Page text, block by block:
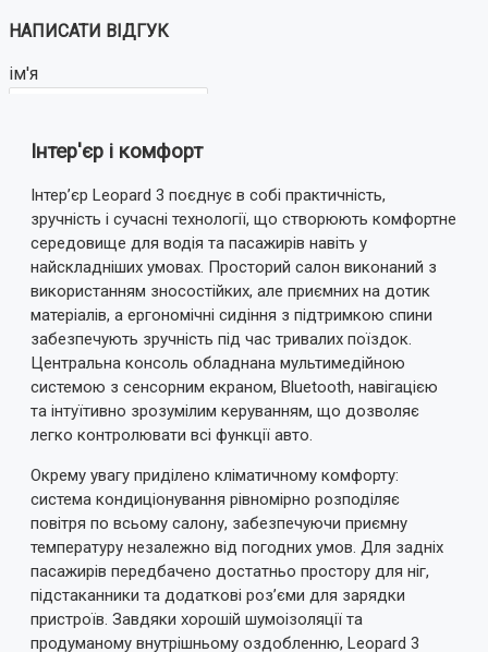
НАПИСАТИ ВІДГУК
ім'я
Ваш відгук:
Примітка:HTML розмітка не підтримується!
Використовуйте звичайний текст.
Оцінка
Погано
Добре
Інтер'єр і комфорт
Інтер’єр Leopard 3 поєднує в собі практичність,
зручність і сучасні технології, що створюють комфортне
середовище для водія та пасажирів навіть у
найскладніших умовах. Просторий салон виконаний з
використанням зносостійких, але приємних на дотик
матеріалів, а ергономічні сидіння з підтримкою спини
забезпечують зручність під час тривалих поїздок.
Центральна консоль обладнана мультимедійною
системою з сенсорним екраном, Bluetooth, навігацією
та інтуїтивно зрозумілим керуванням, що дозволяє
легко контролювати всі функції авто.
Окрему увагу приділено кліматичному комфорту:
система кондиціонування рівномірно розподіляє
повітря по всьому салону, забезпечуючи приємну
температуру незалежно від погодних умов. Для задніх
пасажирів передбачено достатньо простору для ніг,
підстаканники та додаткові роз’єми для зарядки
пристроїв. Завдяки хорошій шумоізоляції та
продуманому внутрішньому оздобленню, Leopard 3